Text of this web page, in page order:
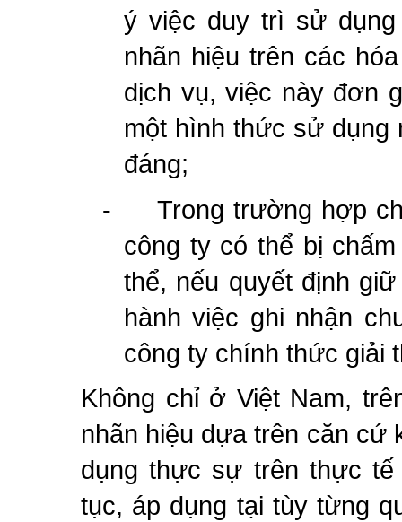
ý việc duy trì sử
nhãn hiệu trên các
dịch vụ, việc này đơn
một hình thức sử dụng
đáng;
-
Trong trường hợp
công ty có thể bị
thể, nếu quyết định
hành việc ghi nhận
công ty chính thức giải
Không chỉ ở Việt Nam,
nhãn hiệu dựa trên căn
dụng thực sự trên thực
tục, áp dụng tại tùy từng